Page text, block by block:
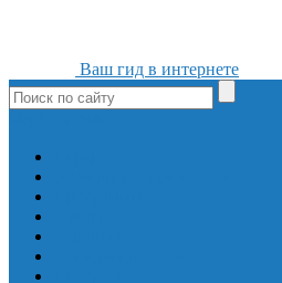
Ваш гид в интернете